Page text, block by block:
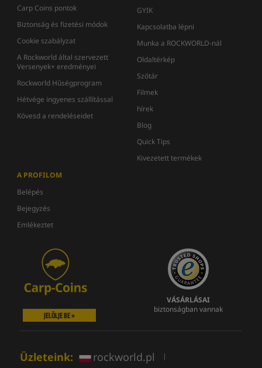
Carp Coins pontok
Biztonság és fizetési módok
Cookie szabályzat
A Rockworld által szervezett
Versenyek+ eredményei
Rockworld Hűségprogram
Hétvége ingyenes szállítással
Kövesd a rendeléseidet
GYIK
Kapcsolatba lépni
Munka a ROCKWORLD-nál
Oldaltérkép
Szótár
Filmek
hírek
Blog
Quick Tips
Kivezetett termékek
A PROFILOM
Belépés
Bejegyzés
Emlékeztet
JELÖLJE BE »
VÁSÁRLÁSAI
biztonságban vannak
Üzleteink: rockworld.pl |